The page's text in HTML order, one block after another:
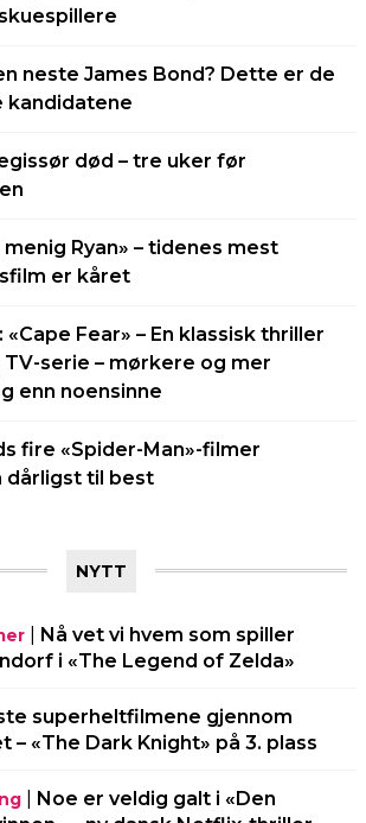
neste James Bond? Dette er de
kandidatene
død – tre uker før
menig Ryan» – tidenes mest
er kåret
Fear» – En klassisk thriller
serie – mørkere og mer
enn noensinne
fire «Spider-Man»-filmer
dårligst til best
NYTT
Nå vet vi hvem som spiller
i «The Legend of Zelda»
superheltfilmene gjennom
– «The Dark Knight» på 3. plass
Noe er veldig galt i «Den